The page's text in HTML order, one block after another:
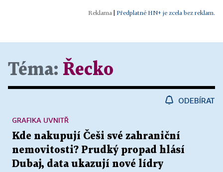
Předplatné HN+ je zcela bez reklam.
Téma: Řecko
ODEBÍRAT
Kde nakupují Češi své zahraniční
nemovitosti? Prudký propad hlásí
Dubaj, data ukazují nové lídry
GRAFIKA UVNITŘ